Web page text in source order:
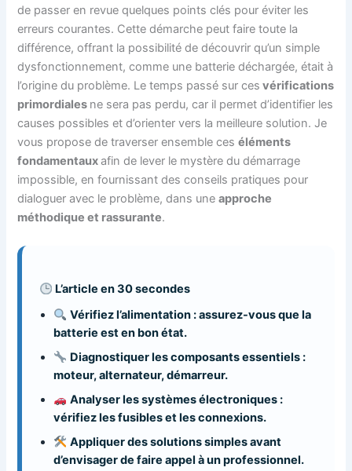
de passer en revue quelques points clés pour éviter les
erreurs courantes. Cette démarche peut faire toute la
différence, offrant la possibilité de découvrir qu’un simple
dysfonctionnement, comme une batterie déchargée, était à
l’origine du problème. Le temps passé sur ces vérifications
primordiales ne sera pas perdu, car il permet d’identifier les
causes possibles et d’orienter vers la meilleure solution. Je
vous propose de traverser ensemble ceséléments
fondamentauxafin de lever le mystère du démarrage
impossible, en fournissant des conseils pratiques pour
dialoguer avec le problème, dans uneapproche
méthodique et rassurante.
L’article en 30 secondes
Vérifiez l’alimentation : assurez-vous que la
batterie est en bon état.
Diagnostiquer les composants essentiels :
moteur, alternateur, démarreur.
Analyser les systèmes électroniques :
vérifiez les fusibles et les connexions.
Appliquer des solutions simples avant
d’envisager de faire appel à un professionnel.